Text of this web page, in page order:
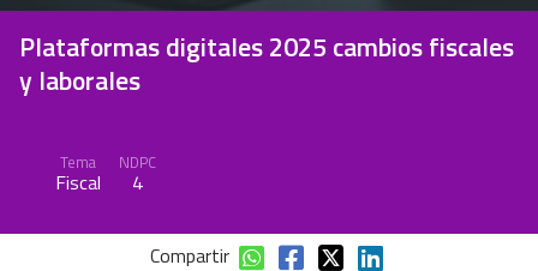
Plataformas digitales 2025 cambios fiscales
y laborales
Tema
Fiscal
NDPC
4
Compartir